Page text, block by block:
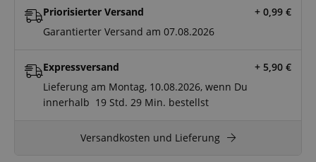
Priorisierter Versand + 0,99 €
Garantierter Versand am 07.08.2026
Expressversand + 5,90 €
Lieferung am Montag, 10.08.2026, wenn Du
innerhalb 19 Std. 29 Min. bestellst
Versandkosten und Lieferung